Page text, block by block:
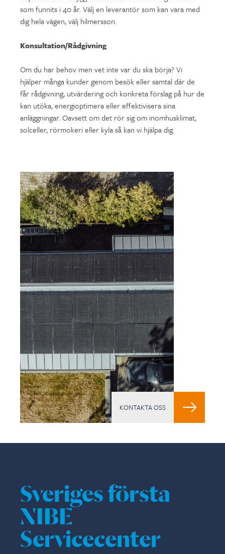
KONTAKTA OSS
som funnits i 40 år. Välj en leverantör som kan vara med
dig hela vägen, välj hilmersson.
Konsultation/Rådgivning
Om du har behov men vet inte var du ska börja? Vi
hjälper många kunder genom besök eller samtal där de
får rådgivning, utvärdering och konkreta förslag på hur de
kan utöka, energioptimera eller effektivisera sina
anläggningar. Oavsett om det rör sig om inomhusklimat,
solceller, rörmokeri eller kyla så kan vi hjälpa dig.
Sveriges första
NIBE
Servicecenter